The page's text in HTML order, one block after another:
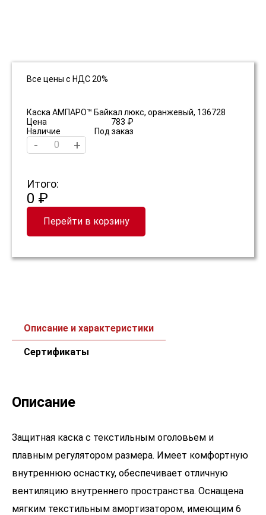
Все цены с НДС 20%
Каска АМПАРО™ Байкал люкс, оранжевый, 136728
Цена
783 ₽
Наличие
Под заказ
- +
Итого:
0 ₽
Перейти в корзину
Описание и характеристики
Сертификаты
Описание
Защитная каска с текстильным оголовьем и
плавным регулятором размера. Имеет комфортную
внутреннюю оснастку, обеспечивает отличную
вентиляцию внутреннего пространства. Оснащена
мягким текстильным амортизатором, имеющим 6